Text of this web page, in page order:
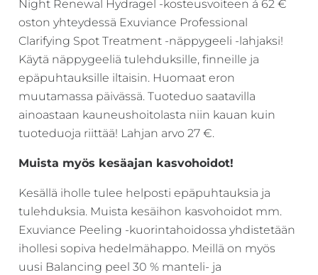
Tilaa
jo
tänään
Clinical,
Priori,
Bion,
Gernétic,
Neostrata,
Revitalash,
Iredale,
Raili
ja
Heliocare
Night Renewal Hydragel -kosteusvoiteen á 62 €
oston yhteydessä Exuviance Professional
Clarifying Spot Treatment -näppygeeli -lahjaksi!
Käytä näppygeeliä tulehduksille, finneille ja
epäpuhtauksille iltaisin. Huomaat eron
muutamassa päivässä. Tuoteduo saatavilla
ainoastaan kauneushoitolasta niin kauan kuin
tuoteduoja riittää! Lahjan arvo 27 €.
Muista myös kesäajan kasvohoidot!
Kesällä iholle tulee helposti epäpuhtauksia ja
tulehduksia. Muista kesäihon kasvohoidot mm.
Exuviance Peeling -kuorintahoidossa yhdistetään
ihollesi sopiva hedelmähappo. Meillä on myös
uusi Balancing peel 30 % manteli- ja